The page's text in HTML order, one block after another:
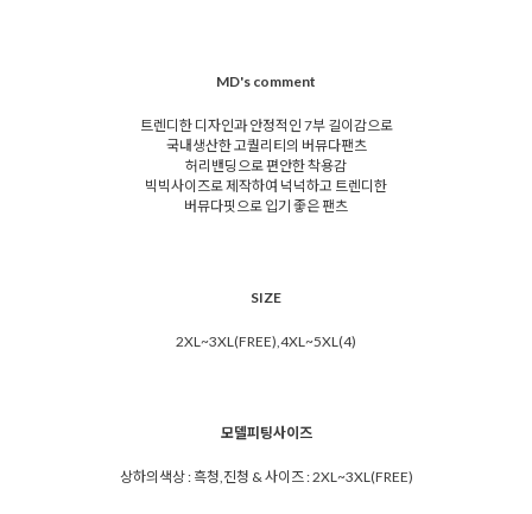
MD's comment
트렌디한 디자인과 안정적인 7부 길이감으로
국내생산한 고퀄리티의 버뮤다팬츠
허리밴딩으로 편안한 착용감
빅빅사이즈로 제작하여 넉넉하고 트렌디한
버뮤다핏으로 입기 좋은 팬츠
SIZE
2XL~3XL(FREE),4XL~5XL(4)
모델피팅사이즈
상하의색상 : 흑청,진청 & 사이즈 : 2XL~3XL(FREE)